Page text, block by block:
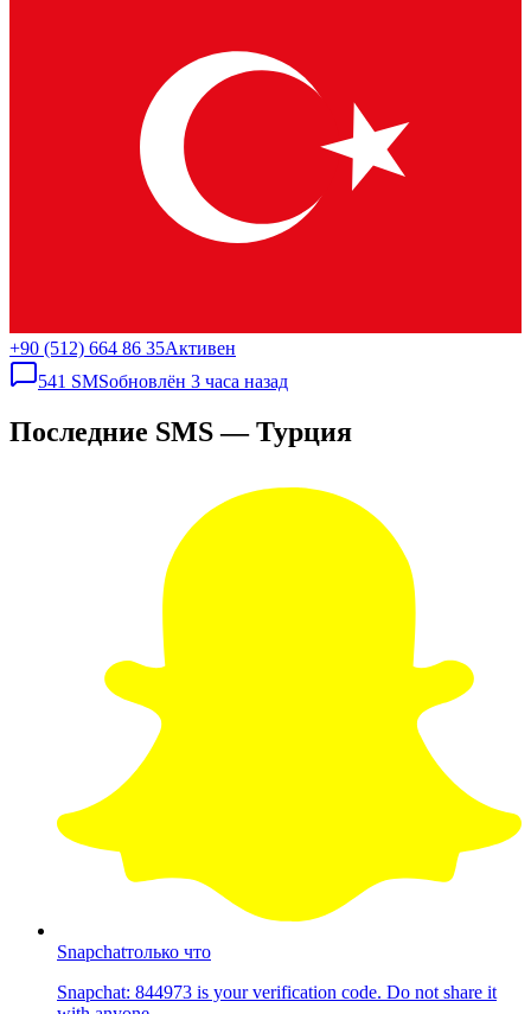
+90 (512) 664 86 35Активен
541 SMSобновлён 3 часа назад
Последние SMS — Турция
Snapchatтолько что
Snapchat: 844973 is your verification code. Do not share it